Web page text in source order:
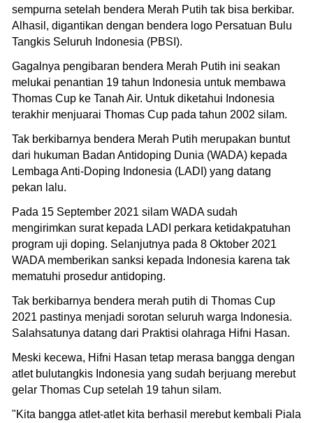
sempurna setelah bendera Merah Putih tak bisa berkibar.
Alhasil, digantikan dengan bendera logo Persatuan Bulu
Tangkis Seluruh Indonesia (PBSI).
Gagalnya pengibaran bendera Merah Putih ini seakan
melukai penantian 19 tahun Indonesia untuk membawa
Thomas Cup ke Tanah Air. Untuk diketahui Indonesia
terakhir menjuarai Thomas Cup pada tahun 2002 silam.
Tak berkibarnya bendera Merah Putih merupakan buntut
dari hukuman Badan Antidoping Dunia (WADA) kepada
Lembaga Anti-Doping Indonesia (LADI) yang datang
pekan lalu.
Pada 15 September 2021 silam WADA sudah
mengirimkan surat kepada LADI perkara ketidakpatuhan
program uji doping. Selanjutnya pada 8 Oktober 2021
WADA memberikan sanksi kepada Indonesia karena tak
mematuhi prosedur antidoping.
Tak berkibarnya bendera merah putih di Thomas Cup
2021 pastinya menjadi sorotan seluruh warga Indonesia.
Salahsatunya datang dari Praktisi olahraga Hifni Hasan.
Meski kecewa, Hifni Hasan tetap merasa bangga dengan
atlet bulutangkis Indonesia yang sudah berjuang merebut
gelar Thomas Cup setelah 19 tahun silam.
"Kita bangga atlet-atlet kita berhasil merebut kembali Piala